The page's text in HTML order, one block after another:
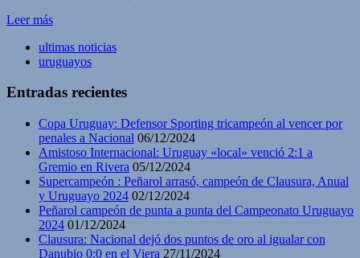
Leer más
ultimas noticias
uruguayos
Entradas recientes
Copa Uruguay: Defensor Sporting tricampeón al vencer por
penales a Nacional 06/12/2024
Amistoso Internacional: Uruguay «local» venció 2:1 a
Gremio en Rivera 05/12/2024
Supercampeón : Peñarol arrasó, campeón de Clausura, Anual
y Uruguayo 2024 02/12/2024
Peñarol campeón de punta a punta del Campeonato Uruguayo
2024 01/12/2024
Clausura: Nacional dejó dos puntos de oro al igualar con
Danubio 0:0 en el Viera 27/11/2024